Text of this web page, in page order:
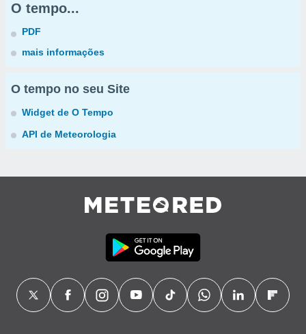
O tempo...
PDF
mais informações
O tempo no seu Site
Widget de O Tempo
API de Meteorologia